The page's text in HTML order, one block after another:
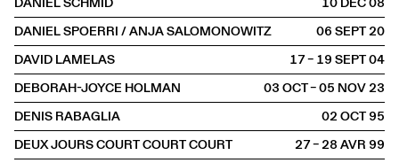
DANIEL SPOERRI / ANJA SALOMONOWITZ
06 SEPT2020
DAVID LAMELAS
17 – 19 SEPT2004
DEBORAH-JOYCE HOLMAN
03 OCT – 05 NOV2023
DENIS RABAGLIA
02 OCT1995
DEUX JOURS COURT COURT COURT
27 – 28 AVR1999